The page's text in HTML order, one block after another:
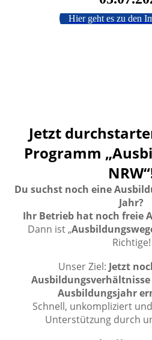
Hier geht es zu den
Jetzt
Programm
Du suchst noch eine
Jahr?
Ihr Betrieb hat noch freie
Dann ist „
Richtige!
Unser Ziel: Jetzt
Ausbildungsjahr
Schnell, unkompliziert
Unterstützung durch